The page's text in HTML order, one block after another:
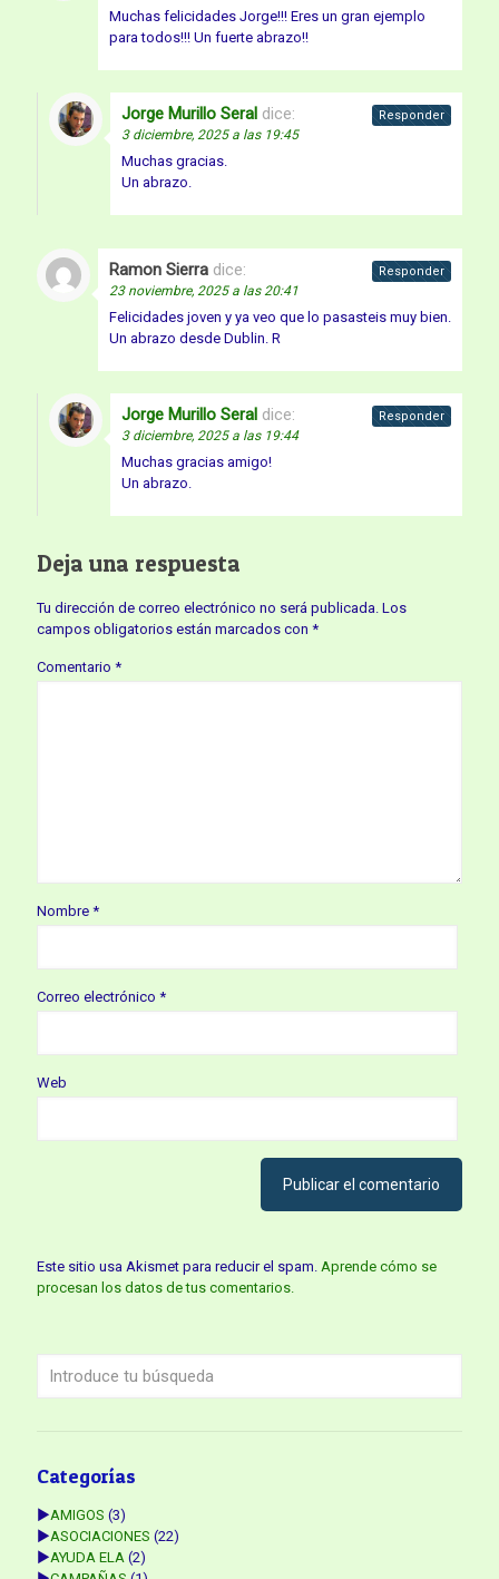
Muchas felicidades Jorge!!! Eres un gran ejemplo
para todos!!! Un fuerte abrazo!!
Jorge Murillo Seral dice:
3 diciembre, 2025 a las 19:45
Muchas gracias.
Un abrazo.
Responder
Ramon Sierra dice:
23 noviembre, 2025 a las 20:41
Felicidades joven y ya veo que lo pasasteis muy bien.
Un abrazo desde Dublin. R
Responder
Jorge Murillo Seral dice:
3 diciembre, 2025 a las 19:44
Muchas gracias amigo!
Un abrazo.
Responder
Deja una respuesta
Tu dirección de correo electrónico no será publicada. Los
campos obligatorios están marcados con *
Comentario *
Nombre *
Correo electrónico *
Web
Este sitio usa Akismet para reducir el spam. Aprende cómo se
procesan los datos de tus comentarios.
Categorías
►AMIGOS (3)
►ASOCIACIONES (22)
►AYUDA ELA (2)